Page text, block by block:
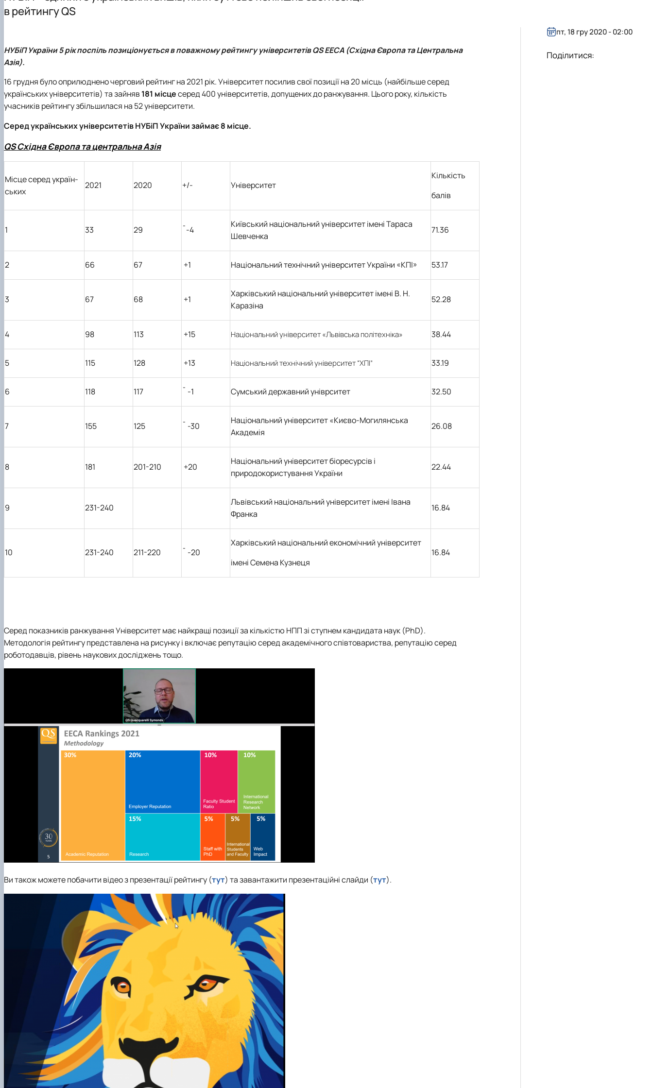
Основні напрями роботи
ННЛ біоеконометрики та дейтамайнінгу
PhD
Інформація для магістрів
Практична підготовка
Події
Науковий гурток “Цифрова статистика”
Події
Науково-практичні конференції, круглі столи, семінари
в рейтингу QS
НУБіП України 5 рік поспіль позиціонується в поважному рейтингу університетів QS EECA (Східна Європа та Центральна
Азія).
16 грудня було оприлюднено черговий рейтинг на 2021 рік. Університет посилив свої позиції на 20 місць (найбільше серед
українських університетів) та зайняв 181 місцесеред 400 університетів, допущених до ранжування. Цього року, кількість
учасників рейтингу збільшилася на 52 університети.
Серед українських університетів НУБіП України займає8 місце.
QS Східна Європа та центральна Азія
Місце серед україн-
ських
2021 2020 +/- Університет
Кількість
балів
1 33 29 ¯-4
Київський національний університет імені Тараса
Шевченка
71.36
2 66 67 +1 Національний технічний університет України «КПІ» 53.17
3 67 68 +1
Харківський національний університет імені В. Н.
Каразіна
52.28
4 98 113 +15 Національний університет «Львівська політехніка» 38.44
5 115 128 +13 Національний технічний університет“ХПI” 33.19
6 118 117 ¯ -1 Сумський державний уніврситет 32.50
7 155 125 ¯ -30
Національний університет «Києво-Могилянська
Академія
26.08
8 181 201-210 +20
Національний університет біоресурсів і
природокористування України
22.44
9 231-240
Львівський національний університет імені Івана
Франка
16.84
10 231-240 211-220 ¯ -20
Харківський національний економічний університет
імені Семена Кузнеця
16.84
Серед показників ранжування Університет має найкращі позиції за кількістю НПП зі ступнем кандидата наук (PhD).
Методологія рейтингу представлена на рисунку і включає репутацію серед академічного співтовариства, репутацію серед
роботодавців, рівень наукових досліджень тощо.
Ви також можете побачити відео з презентації рейтингу (тут) та завантажити презентаційні слайди (тут).
пт, 18 гру 2020 - 02:00
Поділитися: